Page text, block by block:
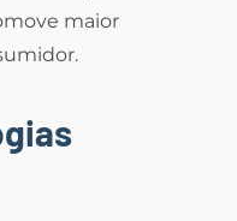
maior